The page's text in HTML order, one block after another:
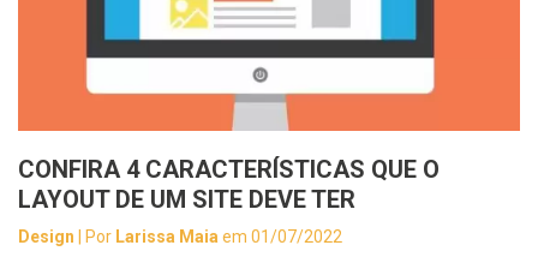
CONFIRA 4 CARACTERÍSTICAS QUE O
LAYOUT DE UM SITE DEVE TER
Design | Por Larissa Maia em 01/07/2022